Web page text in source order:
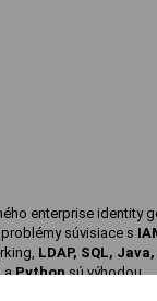
enterprise identity
súvisiace s
LDAP, SQL, Java,
aPythonsú výhodou.